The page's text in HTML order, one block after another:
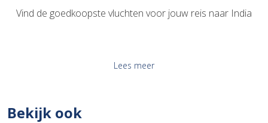
Vind de goedkoopste vluchten voor jouw reis naar India
Lees meer
Bekijk ook